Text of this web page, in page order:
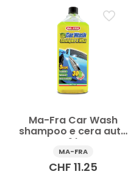
Ma-Fra Car Wash
shampoo e cera auto
1 l
MA-FRA
CHF 11.25